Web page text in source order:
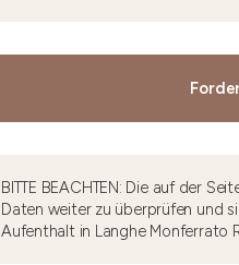
BITTE BEACHTEN: Die auf der
Daten weiter zu überprüfen und
Aufenthalt in Langhe Monferrato